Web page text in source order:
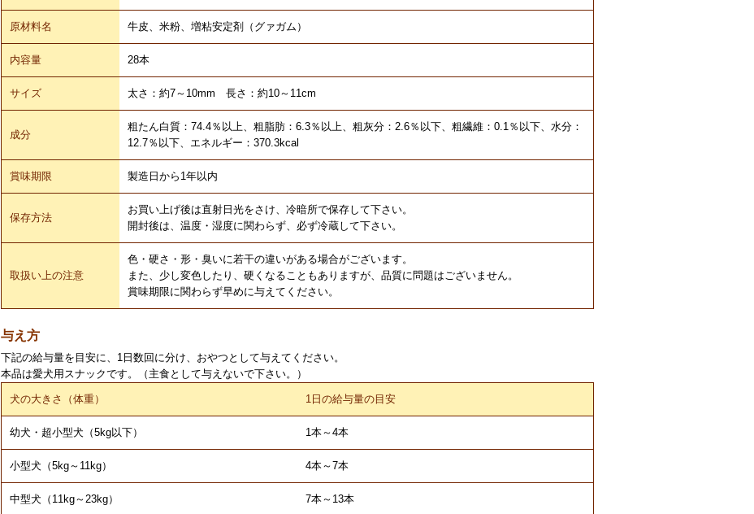
原材料名 牛皮、米粉、増粘安定剤（グァガム）
内容量 28本
サイズ 太さ：約7～10mm 長さ：約10～11cm
成分
粗たん白質：74.4％以上、粗脂肪：6.3％以上、粗灰分：2.6％以下、粗繊維：0.1％以下、水分：
12.7％以下、エネルギー：370.3kcal
賞味期限 製造日から1年以内
保存方法
お買い上げ後は直射日光をさけ、冷暗所で保存して下さい。
開封後は、温度・湿度に関わらず、必ず冷蔵して下さい。
取扱い上の注意
色・硬さ・形・臭いに若干の違いがある場合がございます。
また、少し変色したり、硬くなることもありますが、品質に問題はございません。
賞味期限に関わらず早めに与えてください。
与え方
下記の給与量を目安に、1日数回に分け、おやつとして与えてください。
本品は愛犬用スナックです。（主食として与えないで下さい。）
犬の大きさ（体重） 1日の給与量の目安
幼犬・超小型犬（5kg以下） 1本～4本
小型犬（5kg～11kg） 4本～7本
中型犬（11kg～23kg） 7本～13本